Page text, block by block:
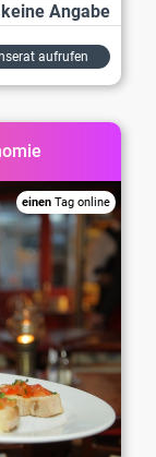
keine Angabe
aufrufen
einen Tag online